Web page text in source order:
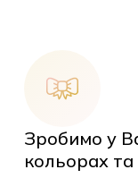
Зробимо у
кольорах